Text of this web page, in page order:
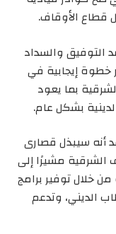
قطاع الأوقاف.
التوفيق والسداد
خطوة إيجابية في
بما يعود
بشكل عام.
أنه سيبذل قصارى
الشرقية مشيرًا إلى
خلال توفير برامج
الديني، وتدعم